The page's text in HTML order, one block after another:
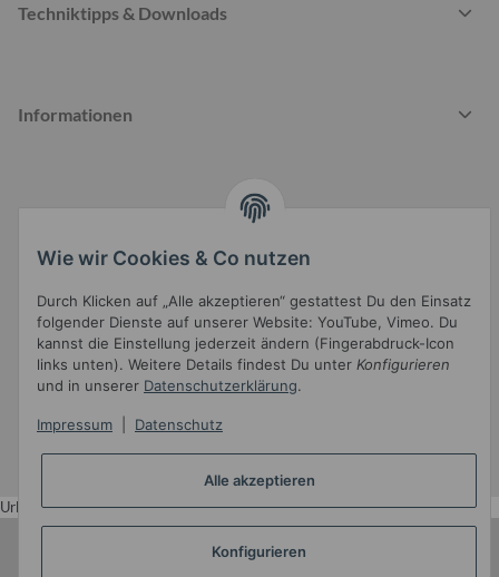
Techniktipps & Downloads
Informationen
Widerrufsbutton
* Alle Preise inkl. gesetzlicher USt.
Wie wir Cookies & Co nutzen
Durch Klicken auf „Alle akzeptieren“ gestattest Du den Einsatz
folgender Dienste auf unserer Website: YouTube, Vimeo. Du
kannst die Einstellung jederzeit ändern (Fingerabdruck-Icon
links unten). Weitere Details findest Du unter Konfigurieren
und in unserer Datenschutzerklärung.
Impressum Datenschutz
Alle akzeptieren
Konfigurieren
Urlaub